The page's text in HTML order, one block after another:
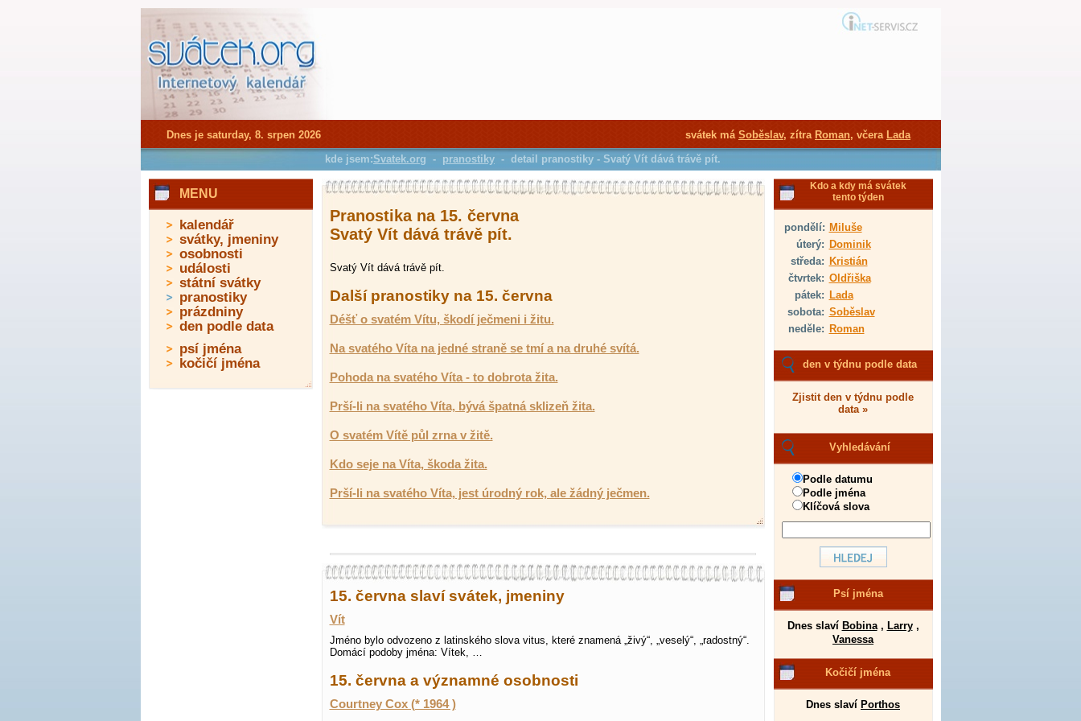
Pranostika na 15. června
Svatý Vít dává trávě pít.
Svatý Vít dává trávě pít.
Další pranostiky na 15. června
Déšť o svatém Vítu, škodí ječmeni i žitu.
Na svatého Víta na jedné straně se tmí a na druhé svítá.
Pohoda na svatého Víta - to dobrota žita.
Prší-li na svatého Víta, bývá špatná sklizeň žita.
O svatém Vítě půl zrna v žitě.
Kdo seje na Víta, škoda žita.
Prší-li na svatého Víta, jest úrodný rok, ale žádný ječmen.
15. června slaví svátek, jmeniny
Vít
Jméno bylo odvozeno z latinského slova vitus, které znamená „živý“, „veselý“, „radostný“.
Domácí podoby jména: Vítek, …
15. června a významné osobnosti
Courtney Cox (* 1964 )
Kdo a kdy má svátek
tento týden
pondělí: Miluše
úterý: Dominik
středa: Kristián
čtvrtek: Oldřiška
pátek: Lada
sobota: Soběslav
neděle: Roman
den v týdnu podle data
Zjistit den v týdnu podle
data »
Vyhledávání
Podle datumu
Podle jména
Klíčová slova
Psí jména
Dnes slaví Bobina, Larry,
Vanessa
Kočičí jména
Dnes slaví Porthos
MENU
kalendář
svátky, jmeniny
osobnosti
události
státní svátky
pranostiky
prázdniny
den podle data
psí jména
kočičí jména
Dnes je saturday, 8. srpen 2026 svátek má Soběslav, zítra Roman, včera Lada
kde jsem:Svatek.org - pranostiky - detail pranostiky - Svatý Vít dává trávě pít.